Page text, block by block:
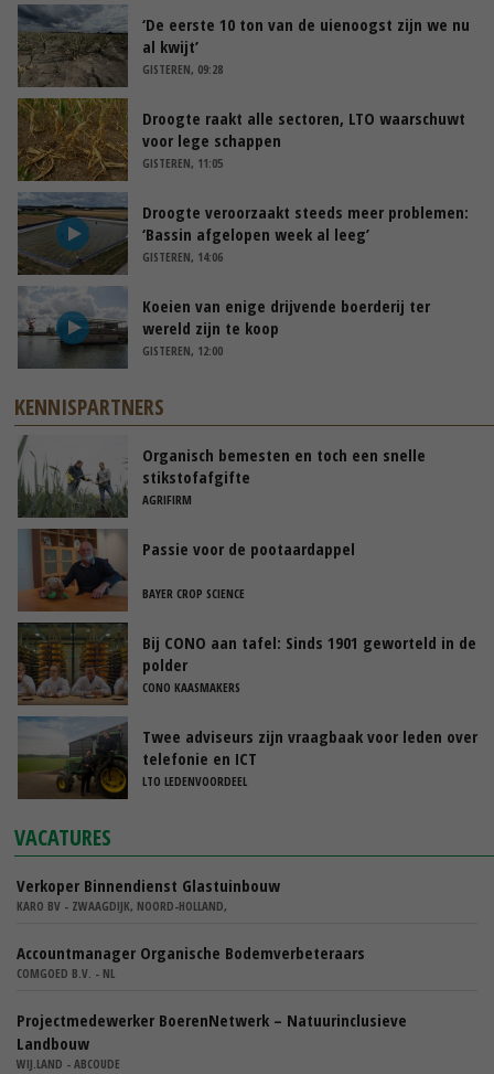
‘De eerste 10 ton van de uienoogst zijn we nu
al kwijt’
GISTEREN, 09:28
Droogte raakt alle sectoren, LTO waarschuwt
voor lege schappen
GISTEREN, 11:05
Droogte veroorzaakt steeds meer problemen:
‘Bassin afgelopen week al leeg’
GISTEREN, 14:06
Koeien van enige drijvende boerderij ter
wereld zijn te koop
GISTEREN, 12:00
KENNISPARTNERS
Organisch bemesten en toch een snelle
stikstofafgifte
AGRIFIRM
Passie voor de pootaardappel
BAYER CROP SCIENCE
Bij CONO aan tafel: Sinds 1901 geworteld in de
polder
CONO KAASMAKERS
Twee adviseurs zijn vraagbaak voor leden over
telefonie en ICT
LTO LEDENVOORDEEL
VACATURES
Verkoper Binnendienst Glastuinbouw
KARO BV - ZWAAGDIJK, NOORD-HOLLAND,
Accountmanager Organische Bodemverbeteraars
COMGOED B.V. - NL
Projectmedewerker BoerenNetwerk – Natuurinclusieve
Landbouw
WIJ.LAND - ABCOUDE